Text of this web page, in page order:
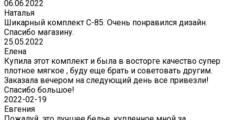
06.06.2022
Наталья
Шикарный комплект C-85. Очень понравился дизайн.
Спасибо магазину.
25.05.2022
Елена
Купила этот комплект и была в восторге качество супер
плотное мягкое , буду еще брать и советовать другим.
Заказала вечером на следующий день все привезли!
Спасибо большое!
2022-02-19
Евгения